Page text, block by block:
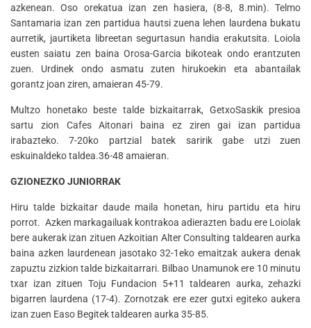
azkenean. Oso orekatua izan zen hasiera, (8-8, 8.min). Telmo
Santamaria izan zen partidua hautsi zuena lehen laurdena bukatu
aurretik, jaurtiketa libreetan segurtasun handia erakutsita. Loiola
eusten saiatu zen baina Orosa-Garcia bikoteak ondo erantzuten
zuen. Urdinek ondo asmatu zuten hirukoekin eta abantailak
gorantz joan ziren, amaieran 45-79.
Multzo honetako beste talde bizkaitarrak, GetxoSaskik presioa
sartu zion Cafes Aitonari baina ez ziren gai izan partidua
irabazteko. 7-20ko partzial batek saririk gabe utzi zuen
eskuinaldeko taldea.36-48 amaieran.
GZIONEZKO JUNIORRAK
Hiru talde bizkaitar daude maila honetan, hiru partidu eta hiru
porrot. Azken markagailuak kontrakoa adierazten badu ere Loiolak
bere aukerak izan zituen Azkoitian Alter Consulting taldearen aurka
baina azken laurdenean jasotako 32-1eko emaitzak aukera denak
zapuztu zizkion talde bizkaitarrari. Bilbao Unamunok ere 10 minutu
txar izan zituen Toju Fundacion 5+11 taldearen aurka, zehazki
bigarren laurdena (17-4). Zornotzak ere ezer gutxi egiteko aukera
izan zuen Easo Begitek taldearen aurka 35-85.